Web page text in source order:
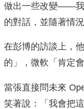
做出一些改變——我
的對話，並隨著情
在彭博的訪談上，
的」，微軟「肯定
當張直接問未來
笑著說：「我會把